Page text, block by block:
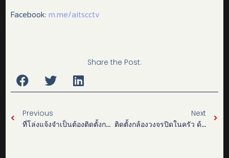
Facebook:m.me/aitscctv
Share the Post:
Previous
ที่โล่งแจ้งจำเป็นต้องติดตั้งกล้องวงจรปิดในที่สูงเพื่อึความปลอดภัย
Next
ติดตั้งกล้องวงจรปิดในครัว ด้วยเจ้าตัว “รโร